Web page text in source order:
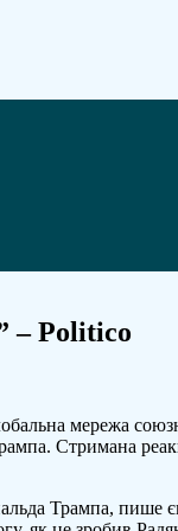
– Politico
мережа
Стримана
Трампа, пише